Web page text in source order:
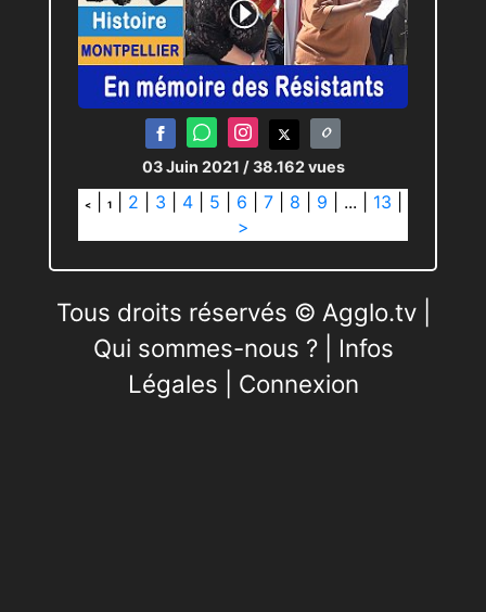
03 Juin 2021 / 38.162 vues
<| 1| 2 3 4| 5 6 7| 8 9 ... 13
>
Tous droits réservés © Agglo.tv |
Qui sommes-nous ?| Infos
Légales
Connexion